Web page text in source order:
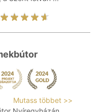
Mutass többet >>